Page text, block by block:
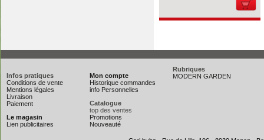
Infos pratiques
Conditions de vente
Mentions légales
Livraison
Paiement
Le magasin
Lien publicitaires
Mon compte
Historique commandes
info Personnelles
Catalogue
top des ventes
Promotions
Nouveauté
Rubriques
MODERN GARDEN